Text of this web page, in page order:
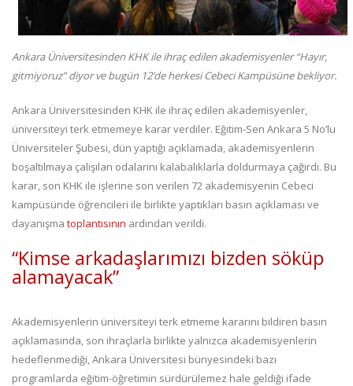
Ankara Üniversitesinden KHK ile ihraç edilen akademisyenler “Hayır,
gitmiyoruz” diyor ve bugün 12’de herkesi Cebeci Kampüsüne bekliyor.
Ankara Üniversitesinden KHK ile ihraç edilen akademisyenler,
üniversiteyi terk etmemeye karar verdiler. Eğitim-Sen Ankara 5 No’lu
Üniversiteler Şubesi, dün yaptığı açıklamada, akademisyenlerin
boşaltılmaya çalışılan odalarını kalabalıklarla doldurmaya çağırdı. Bu
karar, son KHK ile işlerine son verilen 72 akademisyenin Cebeci
kampüsünde öğrencileri ile birlikte yaptıkları basın açıklaması ve
dayanışma toplantısının ardından verildi.
“Kimse arkadaşlarımızı bizden söküp
alamayacak”
Akademisyenlerin üniversiteyi terk etmeme kararını bildiren basın
açıklamasında, son ihraçlarla birlikte yalnızca akademisyenlerin
hedeflenmediği, Ankara Üniversitesi bünyesindeki bazı
programlarda eğitim-öğretimin sürdürülemez hale geldiği ifade